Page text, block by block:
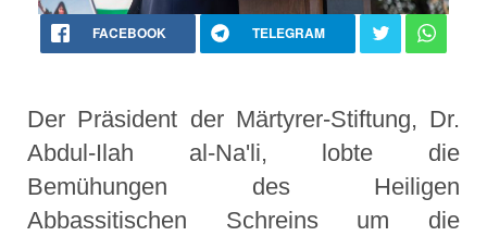
FACEBOOK TELEGRAM
Der Präsident der Märtyrer-Stiftung, Dr.
Abdul-Ilah al-Na'li, lobte die
Bemühungen des Heiligen
Abbassitischen Schreins um die